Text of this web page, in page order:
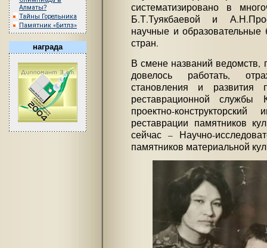
Алматы?
Тайны Горельника
Памятник «Битлз»
награда
систематизировано в
Б.Т.Туякбаевой и
научные и образовательные
стран.
В смене названий ведомств,
довелось работать,
становления и развития
реставрационной
проектно-
реставрации памятников
сейчас – Научно-
памятников материальной